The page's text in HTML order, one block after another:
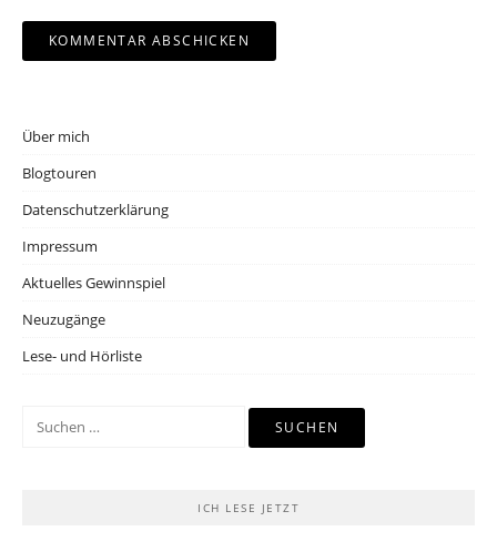
Über mich
Blogtouren
Datenschutzerklärung
Impressum
Aktuelles Gewinnspiel
Neuzugänge
Lese- und Hörliste
Suchen
ICH LESE JETZT